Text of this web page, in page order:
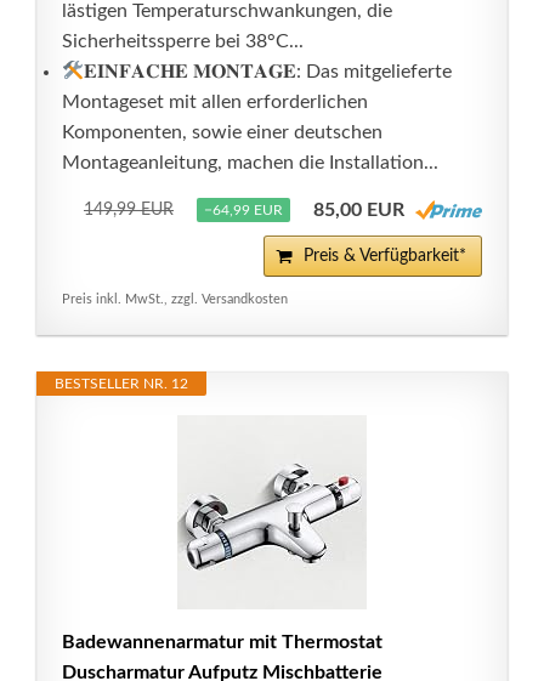
lästigen Temperaturschwankungen, die
Sicherheitssperre bei 38°C...
𝐄𝐈𝐍𝐅𝐀𝐂𝐇𝐄 𝐌𝐎𝐍𝐓𝐀𝐆𝐄: Das mitgelieferte
Montageset mit allen erforderlichen
Komponenten, sowie einer deutschen
Montageanleitung, machen die Installation...
149,99 EUR −64,99 EUR 85,00 EUR
Preis & Verfügbarkeit*
Preis inkl. MwSt., zzgl. Versandkosten
BESTSELLER NR. 12
Badewannenarmatur mit Thermostat
Duscharmatur Aufputz Mischbatterie